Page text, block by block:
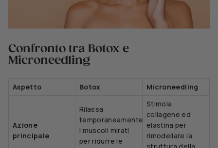
Confronto tra Botox e
Microneedling
Aspetto Botox Microneedling
Azione
principale
Rilassa
temporaneamente
i muscoli mirati
per ridurre le
Stimola
collagene ed
elastina per
rimodellare la